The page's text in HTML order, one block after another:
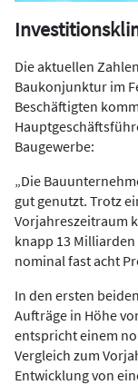
Die aktuellen
Baukonjunktur im
Beschäftigten
Baugewerbe:
„Die
gut genutzt. Trotz
Vorjahreszeitraum
knapp 13
nominal fast acht
In den ersten
Aufträge in Höhe
entspricht einem
Vergleich zum
Entwicklung von